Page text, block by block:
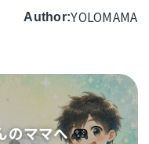
Author:YOLOMAMA
のママへ